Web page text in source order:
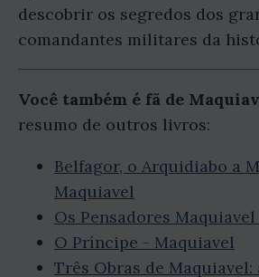
descobrir os segredos dos
comandantes militares da
Você também é fã de
resumo de outros livros:
Belfagor, o Arquidiabo a
Maquiavel
Os Pensadores
O Príncipe - Maquiavel
Três Obras de Maquiavel: